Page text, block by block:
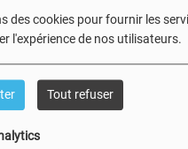
des cookies pour fournir les
l'expérience de nos utilisateurs.
Tout refuser